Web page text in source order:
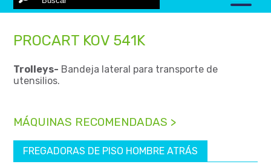
PROCART KOV 541K
Trolleys- Bandeja lateral para transporte de
utensilios.
MÁQUINAS RECOMENDADAS >
FREGADORAS DE PISO HOMBRE ATRÁS